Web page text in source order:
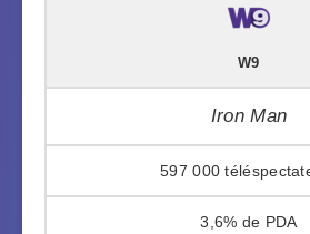
W9
Iron Man
597 000
3,6%